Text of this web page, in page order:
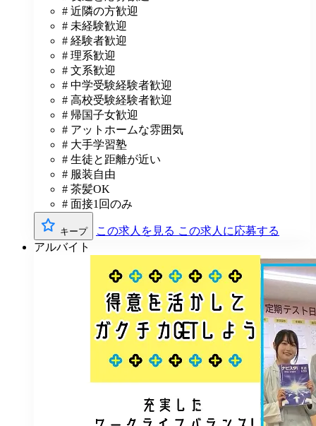
# 近隣の方歓迎
# 未経験歓迎
# 経験者歓迎
# 理系歓迎
# 文系歓迎
# 中学受験経験者歓迎
# 高校受験経験者歓迎
# 帰国子女歓迎
# アットホームな雰囲気
# 大手学習塾
# 生徒と距離が近い
# 服装自由
# 茶髪OK
# 面接1回のみ
キープ この求人を見る この求人に応募する
アルバイト